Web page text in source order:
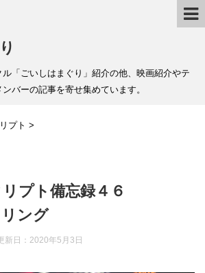
「ごいしはまぐり」紹介の他、映画紹介やテ
バーの記事を寄せ集めています。
プト >
プト備忘録４６
ング
新日： 2020年5月3日